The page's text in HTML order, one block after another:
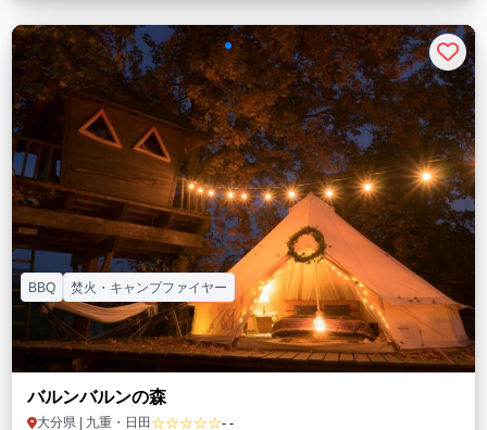
バルンバルンの森
大分県 | 九重・日田 ☆☆☆☆☆- -
BBQ 焚火・キャンプファイヤー